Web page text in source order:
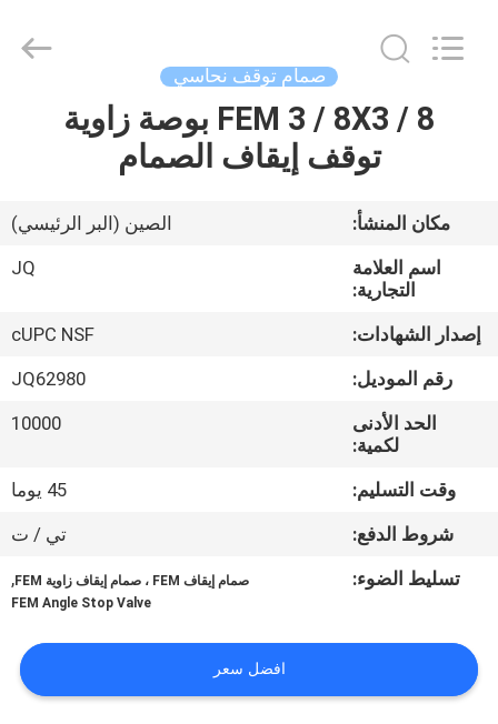
مسكن
معلومات
جولة
الجودة
بنا
صمام توقف نحاسي
FEM 3 / 8X3 / 8 بوصة زاوية
توقف إيقاف الصمام
مكان المنشأ:
الصين (البر الرئيسي)
اسم العلامة
التجارية:
JQ
إصدار الشهادات:
cUPC NSF
رقم الموديل:
JQ62980
الحد الأدنى
لكمية:
10000
وقت التسليم:
45 يوما
شروط الدفع:
تي / ت
تسليط الضوء:
صمام إيقاف FEM ، صمام إيقاف زاوية FEM ,
FEM Angle Stop Valve
افضل سعر